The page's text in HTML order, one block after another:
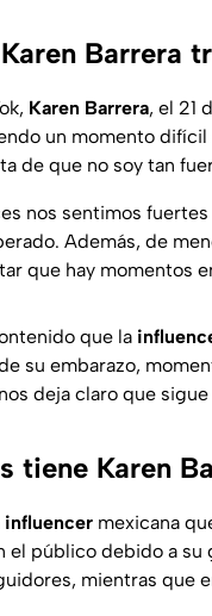
Barrera
Karen Barrera, el 21
un momento
de que no soy tan
nos sentimos
Además, de
que hay momentos
que la
su embarazo,
deja claro que
tiene Karen
influencer mexicana
el público debido a su
mientras que